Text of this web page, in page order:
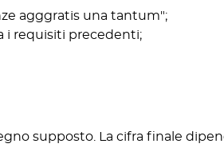
agggratis una tantum";
i requisiti precedenti;
supposto. La cifra finale